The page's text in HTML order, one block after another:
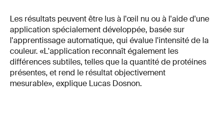
Les résultats peuvent être lus à l'œil nu ou à l'aide d'une
application spécialement développée, basée sur
l'apprentissage automatique, qui évalue l'intensité de la
couleur. «L'application reconnaît également les
différences subtiles, telles que la quantité de protéines
présentes, et rend le résultat objectivement
mesurable», explique Lucas Dosnon.